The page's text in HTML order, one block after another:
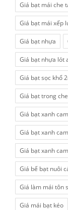
Giá bạt mái che
Giá bạt mái xếp
Giá bạt nhựa
Giá bạt nhựa lót
Giá bạt sọc khổ
Giá bạt trong
Giá bạt xanh
Giá bạt xanh
Giá bạt xanh
Giá bể bạt nuôi
Giá làm mái tôn
Giá mái bạt kéo